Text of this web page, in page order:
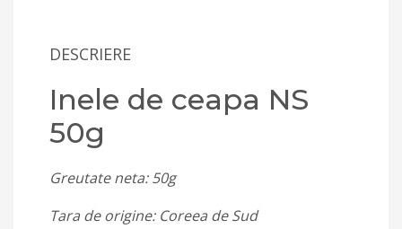
DESCRIERE
Inele de ceapa NS
50g
Greutate neta: 50g
Tara de origine: Coreea de Sud